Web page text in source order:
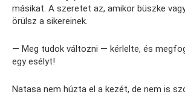
másikat. A szeretet az, amikor büszke
örülsz a sikereinek.
— Meg tudok változni — kérlelte, és
egy esélyt!
Natasa nem húzta el a kezét, de nem is